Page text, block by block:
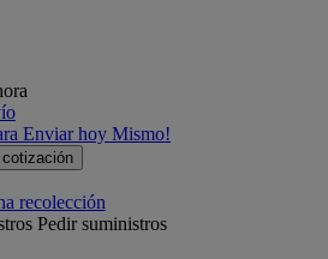
Enviar hoy Mismo!
recolección
Pedir suministros